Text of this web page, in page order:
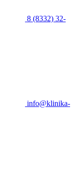
8 (8332) 32-
info@klinika-